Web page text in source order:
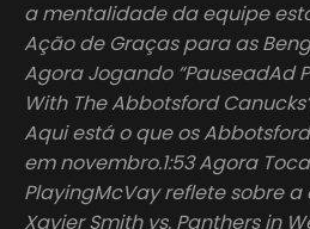
a mentalidade da equipe
Ação de Graças para as
Agora Jogando “PauseadAd
With The Abbotsford
Aqui está o que os
em novembro.1:53 Agora
PlayingMcVay reflete sobre
Xavier Smith vs. Panthers in